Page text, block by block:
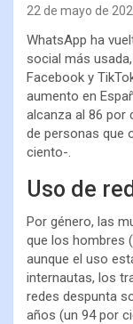
22 de mayo de
WhatsApp ha
social más
Facebook y
aumento en
alcanza al 86 por
de personas que
ciento-.
Uso de
Por género, las
que los hombres
aunque el uso
internautas, los
redes despunta
años (un 94 por